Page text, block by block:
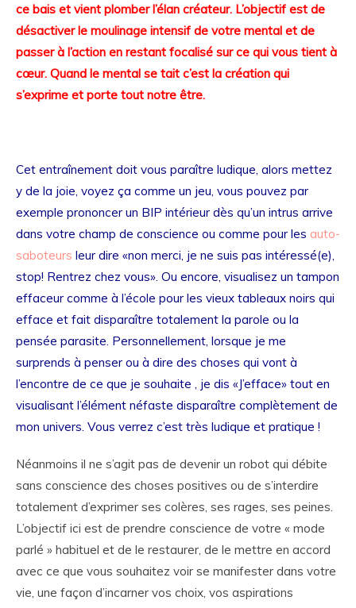
ce bais et vient plomber l’élan créateur. L’objectif est de
désactiver le moulinage intensif de votre mental et de
passer à l’action en restant focalisé sur ce qui vous tient à
cœur. Quand le mental se tait c’est la création qui
s’exprime et porte tout notre être.
Cet entraînement doit vous paraître ludique, alors mettez
y de la joie, voyez ça comme un jeu, vous pouvez par
exemple prononcer un BIP intérieur dès qu’un intrus arrive
dans votre champ de conscience ou comme pour les auto-
saboteurs leur dire «non merci, je ne suis pas intéressé(e),
stop! Rentrez chez vous». Ou encore, visualisez un tampon
effaceur comme à l’école pour les vieux tableaux noirs qui
efface et fait disparaître totalement la parole ou la
pensée parasite. Personnellement, lorsque je me
surprends à penser ou à dire des choses qui vont à
l’encontre de ce que je souhaite , je dis «J’efface» tout en
visualisant l’élément néfaste disparaître complètement de
mon univers. Vous verrez c’est très ludique et pratique !
Néanmoins il ne s’agit pas de devenir un robot qui débite
sans conscience des choses positives ou de s’interdire
totalement d’exprimer ses colères, ses rages, ses peines.
L’objectif ici est de prendre conscience de votre « mode
parlé » habituel et de le restaurer, de le mettre en accord
avec ce que vous souhaitez voir se manifester dans votre
vie, une façon d’incarner vos choix, vos aspirations